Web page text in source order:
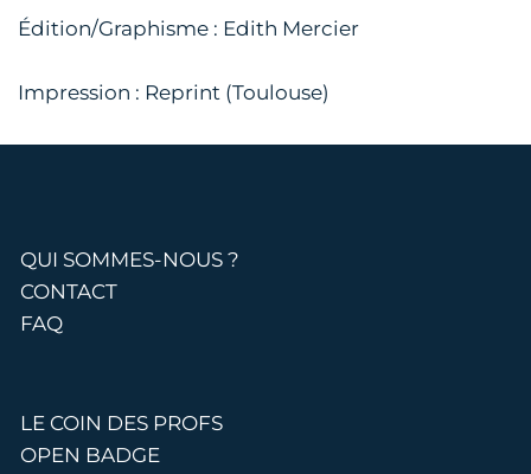
Édition/Graphisme : Edith Mercier
Impression : Reprint (Toulouse)
QUI SOMMES-NOUS ?
CONTACT
FAQ
LE COIN DES PROFS
OPEN BADGE